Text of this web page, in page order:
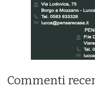
Commenti